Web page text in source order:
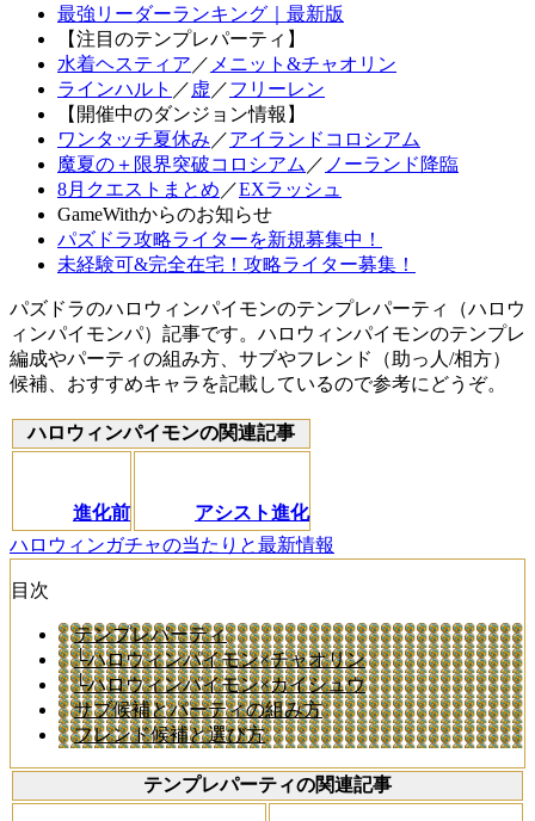
最強リーダーランキング｜最新版
【注目のテンプレパーティ】
水着ヘスティア ／ メニット&チャオリン
ラインハルト ／ 虚 ／フリーレン
【開催中のダンジョン情報】
ワンタッチ夏休み ／アイランドコロシアム
魔夏の＋限界突破コロシアム ／ ノーランド降臨
8月クエストまとめ ／EXラッシュ
GameWithからのお知らせ
パズドラ攻略ライターを新規募集中！
未経験可&完全在宅！攻略ライター募集！
パズドラのハロウィンパイモンのテンプレパーティ（ハロウ
ィンパイモンパ）記事です。ハロウィンパイモンのテンプレ
編成やパーティの組み方、サブやフレンド（助っ人/相方）
候補、おすすめキャラを記載しているので参考にどうぞ。
ハロウィンパイモンの関連記事
進化前
アシスト進化
ハロウィンガチャの当たりと最新情報
目次
テンプレパーティ
└ハロウィンパイモン×チャオリン
└ハロウィンパイモン×カイシュウ
サブ候補とパーティの組み方
フレンド候補と選び方
テンプレパーティの関連記事